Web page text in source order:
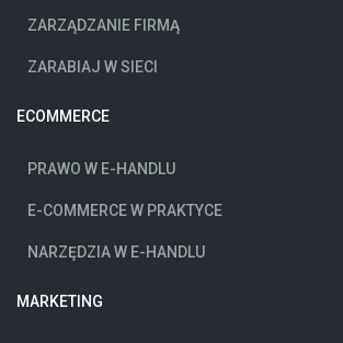
ZARZĄDZANIE FIRMĄ
ZARABIAJ W SIECI
ECOMMERCE
PRAWO W E-HANDLU
E-COMMERCE W PRAKTYCE
NARZĘDZIA W E-HANDLU
MARKETING